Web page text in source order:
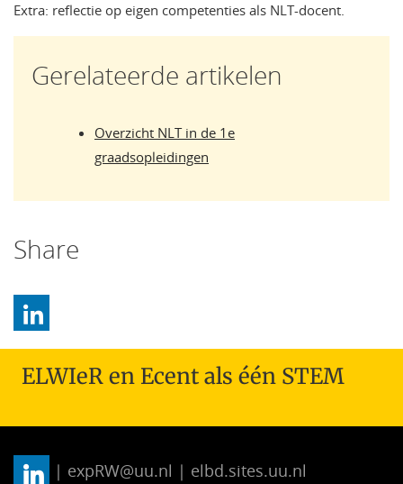
Extra: reflectie op eigen competenties als NLT-docent.
Gerelateerde artikelen
Overzicht NLT in de 1e
graadsopleidingen
Share
ELWIeR en Ecent als één STEM
| expRW@uu.nl | elbd.sites.uu.nl